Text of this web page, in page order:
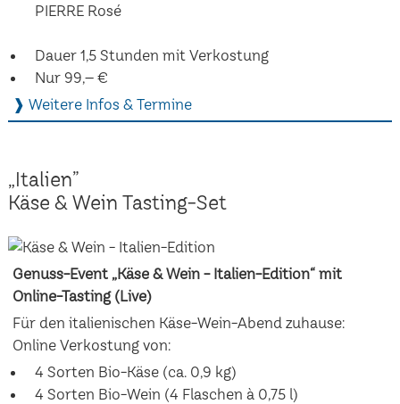
PIERRE Rosé
Dauer 1,5 Stunden mit Verkostung
Nur 99,– €
❱ Weitere Infos & Termine
„Italien”
Käse & Wein Tasting-Set
Genuss-Event „Käse & Wein - Italien-Edition“ mit
Online-Tasting (Live)
Für den italienischen Käse-Wein-Abend zuhause:
Online Verkostung von:
4 Sorten Bio-Käse (ca. 0,9 kg)
4 Sorten Bio-Wein (4 Flaschen à 0,75 l)